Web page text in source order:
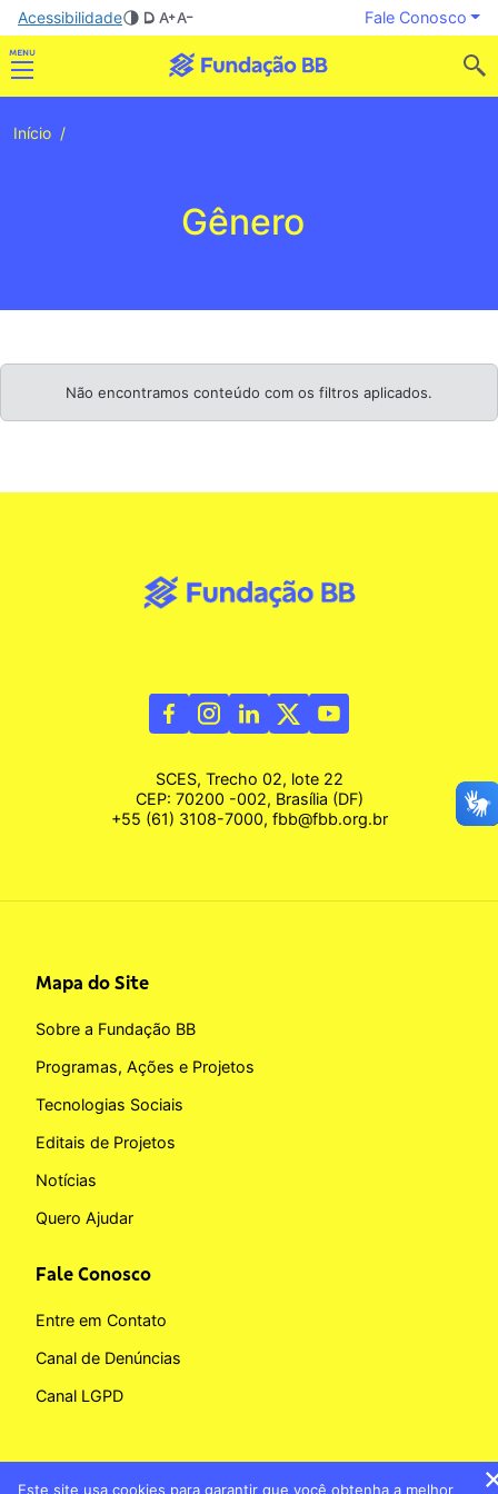
Acessibilidade Fale Conosco
Início
Gênero
Não encontramos conteúdo com os filtros aplicados.
SCES, Trecho 02, lote 22
CEP: 70200 -002, Brasília (DF)
+55 (61) 3108-7000, fbb@fbb.org.br
Mapa do Site
Sobre a Fundação BB
Programas, Ações e Projetos
Tecnologias Sociais
Editais de Projetos
Notícias
Quero Ajudar
Fale Conosco
Entre em Contato
Canal de Denúncias
Canal LGPD
Este site usa cookies para garantir que você obtenha a melhor